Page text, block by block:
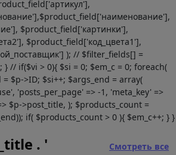
$product_field['картинки'],
$product_field['код_цвета1'],
); // $filter_fields[] =
// if($vi > 0){ $si = 0; $em_c = 0; foreach(
$p->ID; $si++; $args_end = array(
'posts_per_page' => -1, 'meta_key' =>
$p->post_title, ); $products_count =
if( $products_count > 0 ){ $em_c++; } }
. '
Смотреть все